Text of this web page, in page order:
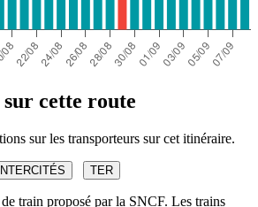
cette route
sur les transporteurs sur cet itinéraire.
TER
train proposé par la SNCF. Les trains